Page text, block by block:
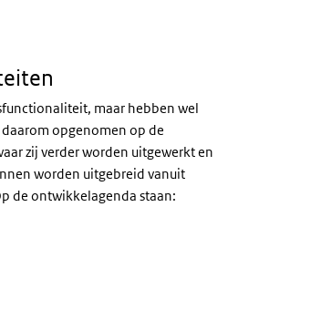
maar hebben wel
opgenomen op de
zij verder worden uitgewerkt en
worden uitgebreid vanuit
de ontwikkelagenda staan: